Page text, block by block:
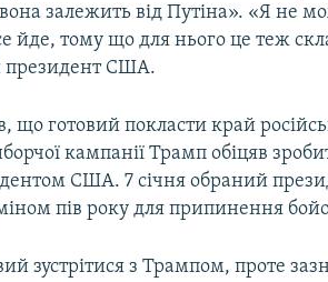
залежить від Путіна». «Я не
йде, тому що для нього це теж
президент США.
що готовий покласти край
кампанії Трамп обіцяв
США. 7 січня обраний
пів року для припинення
зустрітися з Трампом, проте